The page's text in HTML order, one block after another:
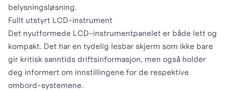
belysningsløsning.
Fullt utstyrt LCD-instrument
Det nyutformede LCD-instrumentpanelet er både lett og
kompakt. Det har en tydelig lesbar skjerm som ikke bare
gir kritisk sanntids driftsinformasjon, men også holder
deg informert om innstillingene for de respektive
ombord-systemene.